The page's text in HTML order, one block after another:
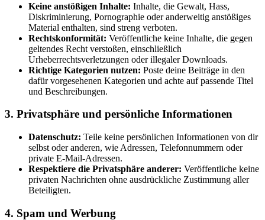
Keine anstößigen Inhalte: Inhalte, die Gewalt, Hass,
Diskriminierung, Pornographie oder anderweitig anstößiges
Material enthalten, sind streng verboten.
Rechtskonformität: Veröffentliche keine Inhalte, die gegen
geltendes Recht verstoßen, einschließlich
Urheberrechtsverletzungen oder illegaler Downloads.
Richtige Kategorien nutzen: Poste deine Beiträge in den
dafür vorgesehenen Kategorien und achte auf passende Titel
und Beschreibungen.
3. Privatsphäre und persönliche Informationen
Datenschutz: Teile keine persönlichen Informationen von dir
selbst oder anderen, wie Adressen, Telefonnummern oder
private E-Mail-Adressen.
Respektiere die Privatsphäre anderer: Veröffentliche keine
privaten Nachrichten ohne ausdrückliche Zustimmung aller
Beteiligten.
4. Spam und Werbung